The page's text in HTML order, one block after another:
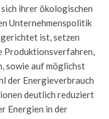
ihrer ökologischen
Unternehmenspolitik
ist, setzen
Produktionsverfahren,
sowie auf möglichst
der Energieverbrauch
deutlich reduziert
Energien in der